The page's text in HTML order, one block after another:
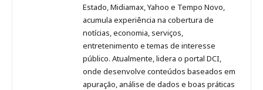
Estado, Midiamax, Yahoo e Tempo Novo,
acumula experiência na cobertura de
notícias, economia, serviços,
entretenimento e temas de interesse
público. Atualmente, lidera o portal DCI,
onde desenvolve conteúdos baseados em
apuração, análise de dados e boas práticas